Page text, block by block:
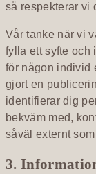
så respekterar vi
Vår tanke när vi
fylla ett syfte och
för någon individ
gjort en
identifierar dig
bekväm med,
såväl externt
3.